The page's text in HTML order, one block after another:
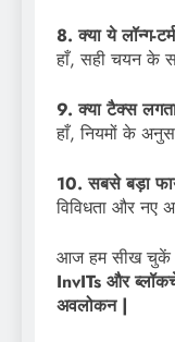
8. क्या ये लॉन्ग-
हाँ, सही चयन के
9. क्या टैक्स
हाँ, नियमों के
10. सबसे बड़ा
विविधता और नए
आज हम सीख चुकें
InvITs और
अवलोकन |